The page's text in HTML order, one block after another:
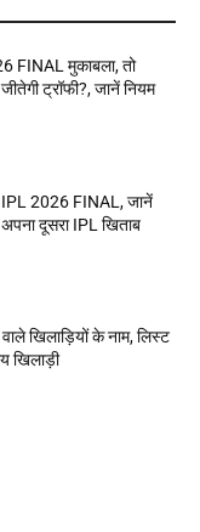
FINAL मुकाबला, तो
ट्रॉफी?, जानें नियम
IPL 2026 FINAL, जानें
दूसरा IPL खिताब
खिलाड़ियों के नाम, लिस्ट
खिलाड़ी